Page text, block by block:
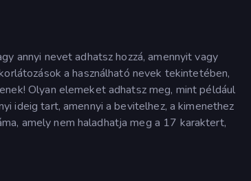
annyi nevet adhatsz hozzá, amennyit vagy
a használható nevek tekintetében,
Olyan elemeket adhatsz meg, mint például
ideig tart, amennyi a bevitelhez, a kimenethez
amely nem haladhatja meg a 17 karaktert,